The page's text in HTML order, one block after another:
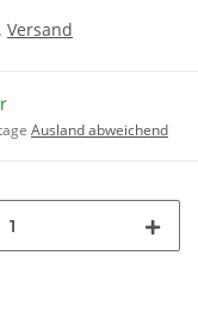
Versand
Ausland abweichend